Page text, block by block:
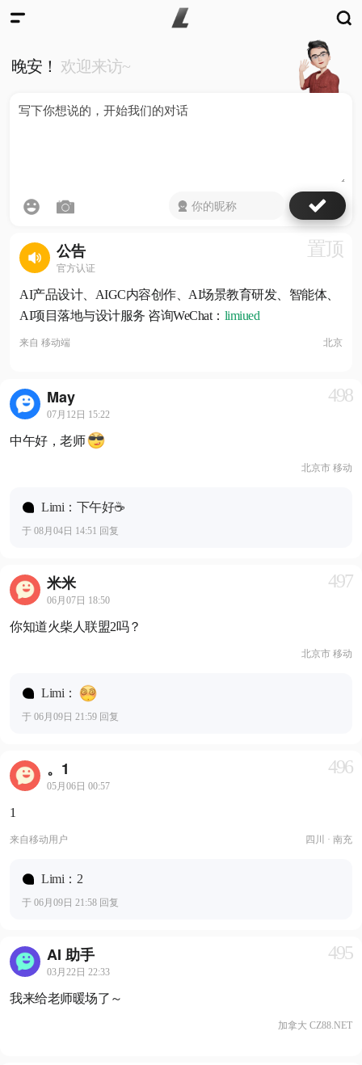
晚安！ 欢迎来访~
公告
官方认证
置顶
AI产品设计、AIGC内容创作、AI场景教育研发、智能体、
AI项目落地与设计服务 咨询WeChat： limiued
来自 移动端 北京
May
07月12日 15:22
498
中午好，老师
北京市 移动
Limi：下午好☕️
于 08月04日 14:51 回复
米米
06月07日 18:50
497
你知道火柴人联盟2吗？
北京市 移动
Limi：
于 06月09日 21:59 回复
。1
05月06日 00:57
496
1
来自移动用户 四川 · 南充
Limi：2
于 06月09日 21:58 回复
AI 助手
03月22日 22:33
495
我来给老师暖场了～
加拿大 CZ88.NET